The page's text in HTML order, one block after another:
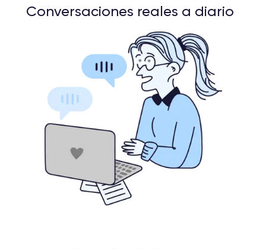
Conversaciones reales a diario